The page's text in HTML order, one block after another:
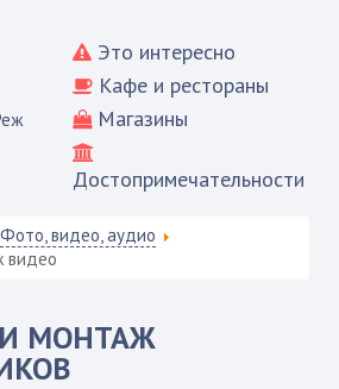
Это интересно
Кафе и рестораны
Магазины
Достопримечательности
Фото, видео, аудио
видео
МОНТАЖ